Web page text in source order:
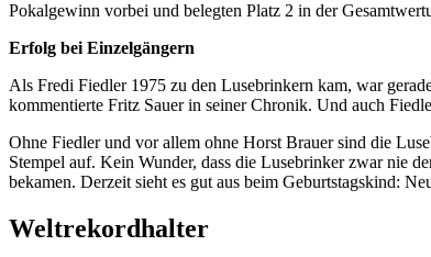
Pokalgewinn vorbei und belegten Platz 2 in der
Erfolg bei Einzelgängern
Als Fredi Fiedler 1975 zu den Lusebrinkern kam, war
kommentierte Fritz Sauer in seiner Chronik. Und auch
Ohne Fiedler und vor allem ohne Horst Brauer sind die
Stempel auf. Kein Wunder, dass die Lusebrinker zwar nie
bekamen. Derzeit sieht es gut aus beim Geburtstagskind:
Weltrekordhalter